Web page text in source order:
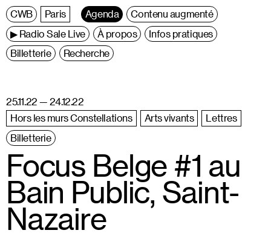
Centre
Wallonie
Bruxelles
Paris Agenda
Contenu augmenté
▶ Radio Sale Live
À propos
Infos pratiques
Billetterie
Recherche
25.11.22 — 24.12.22
Hors les murs Constellations
Arts vivants
Lettres
Billetterie
Focus Belge #1 au
Bain Public, Saint-
Nazaire